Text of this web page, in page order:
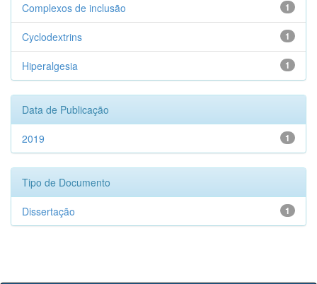
1
Complexos de inclusão
1
Cyclodextrins
1
Hiperalgesia
Data de Publicação
1
2019
Tipo de Documento
1
Dissertação